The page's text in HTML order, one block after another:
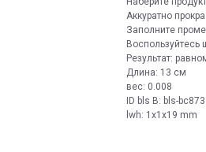
Аккуратно
Заполните
Результат:
Длина: 13 см
вес: 0.008
ID bls В: bls-
lwh: 1x1x19 mm